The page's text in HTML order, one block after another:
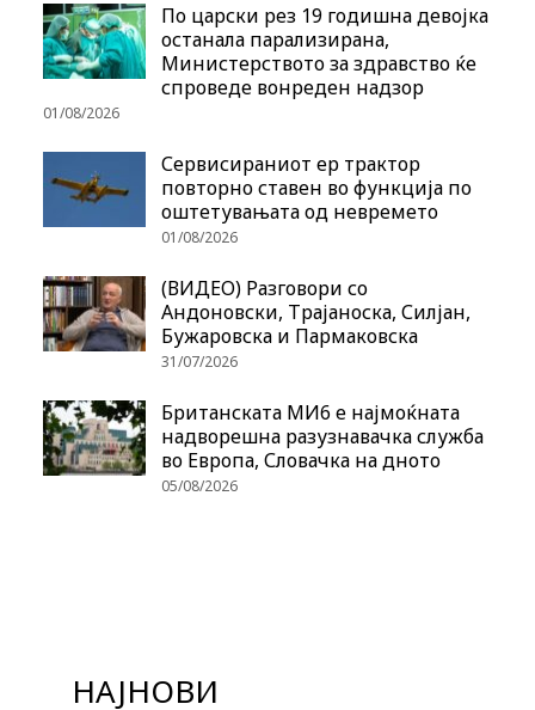
По царски рез 19 годишна девојка
останала парализирана,
Министерството за здравство ќе
спроведе вонреден надзор
01/08/2026
Сервисираниот ер трактор
повторно ставен во функција по
оштетувањата од невремето
01/08/2026
(ВИДЕО) Разговори со
Андоновски, Трајаноска, Силјан,
Бужаровска и Пармаковска
31/07/2026
Британската МИ6 е најмоќната
надворешна разузнавачка служба
во Европа, Словачка на дното
05/08/2026
НАЈНОВИ